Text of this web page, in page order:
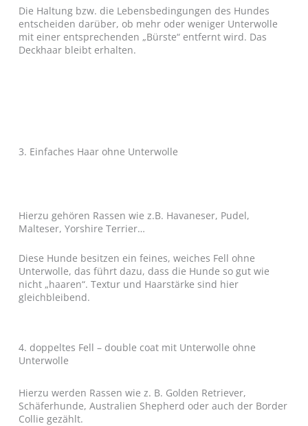
Die Haltung bzw. die Lebensbedingungen des Hundes
entscheiden darüber, ob mehr oder weniger Unterwolle
mit einer entsprechenden „Bürste“ entfernt wird. Das
Deckhaar bleibt erhalten.
3. Einfaches Haar ohne Unterwolle
Hierzu gehören Rassen wie z.B. Havaneser, Pudel,
Malteser, Yorshire Terrier…
Diese Hunde besitzen ein feines, weiches Fell ohne
Unterwolle, das führt dazu, dass die Hunde so gut wie
nicht „haaren“. Textur und Haarstärke sind hier
gleichbleibend.
4. doppeltes Fell – double coat mit Unterwolle ohne
Unterwolle
Hierzu werden Rassen wie z. B. Golden Retriever,
Schäferhunde, Australien Shepherd oder auch der Border
Collie gezählt.